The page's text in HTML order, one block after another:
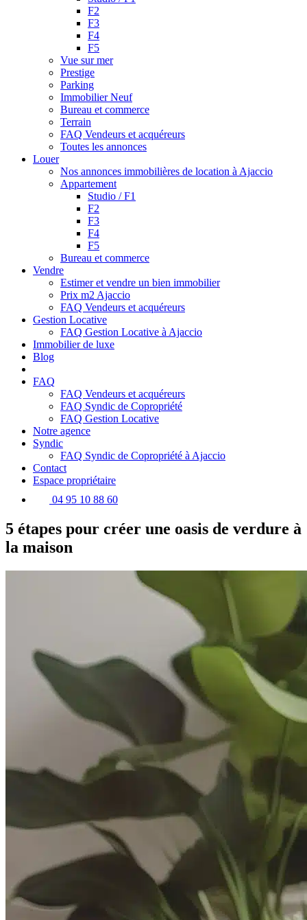
F2
F3
F4
F5
Vue sur mer
Prestige
Parking
Immobilier Neuf
Bureau et commerce
Terrain
FAQ Vendeurs et acquéreurs
Toutes les annonces
Louer
Nos annonces immobilières de location à Ajaccio
Appartement
Studio / F1
F2
F3
F4
F5
Bureau et commerce
Vendre
Estimer et vendre un bien immobilier
Prix m2 Ajaccio
FAQ Vendeurs et acquéreurs
Gestion Locative
FAQ Gestion Locative à Ajaccio
Immobilier de luxe
Blog
FAQ
FAQ Vendeurs et acquéreurs
FAQ Syndic de Copropriété
FAQ Gestion Locative
Notre agence
Syndic
FAQ Syndic de Copropriété à Ajaccio
Contact
Espace propriétaire
04 95 10 88 60
5 étapes pour créer une oasis de verdure à
la maison